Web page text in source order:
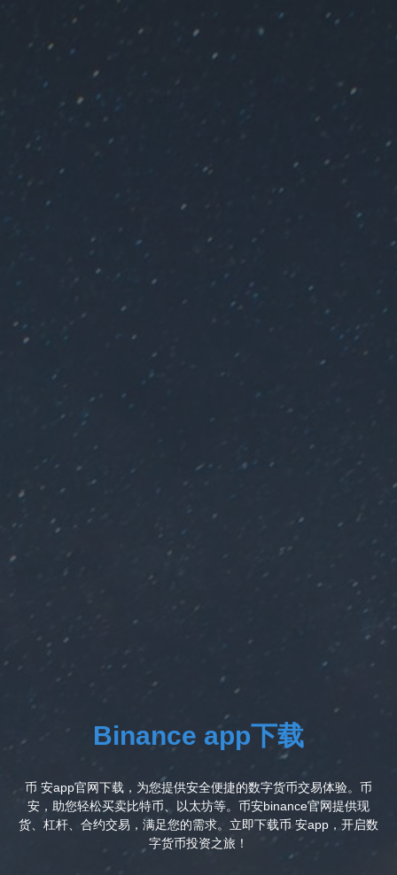
Binance app下载
币 安app官网下载，为您提供安全便捷的数字货币交易体验。币
安，助您轻松买卖比特币、以太坊等。币安binance官网提供现
货、杠杆、合约交易，满足您的需求。立即下载币 安app，开启数
字货币投资之旅！